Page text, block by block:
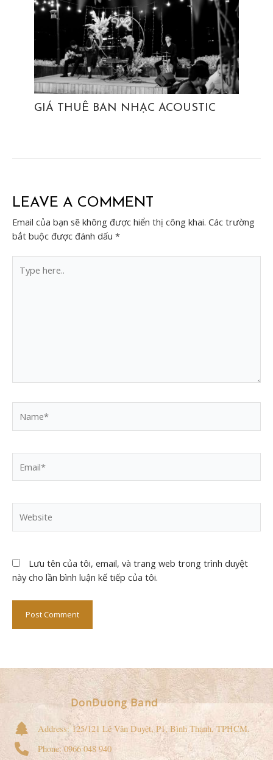
GIÁ THUÊ BAN NHẠC ACOUSTIC
LEAVE A COMMENT
Email của bạn sẽ không được hiển thị công khai. Các trường
bắt buộc được đánh dấu *
here..
Lưu tên của tôi, email, và trang web trong trình duyệt
này cho lần bình luận kế tiếp của tôi.
DonDuong Band
Address: 125/121 Lê Văn Duyệt, P1, Bình Thạnh, TPHCM.
Phone: 0966 048 940